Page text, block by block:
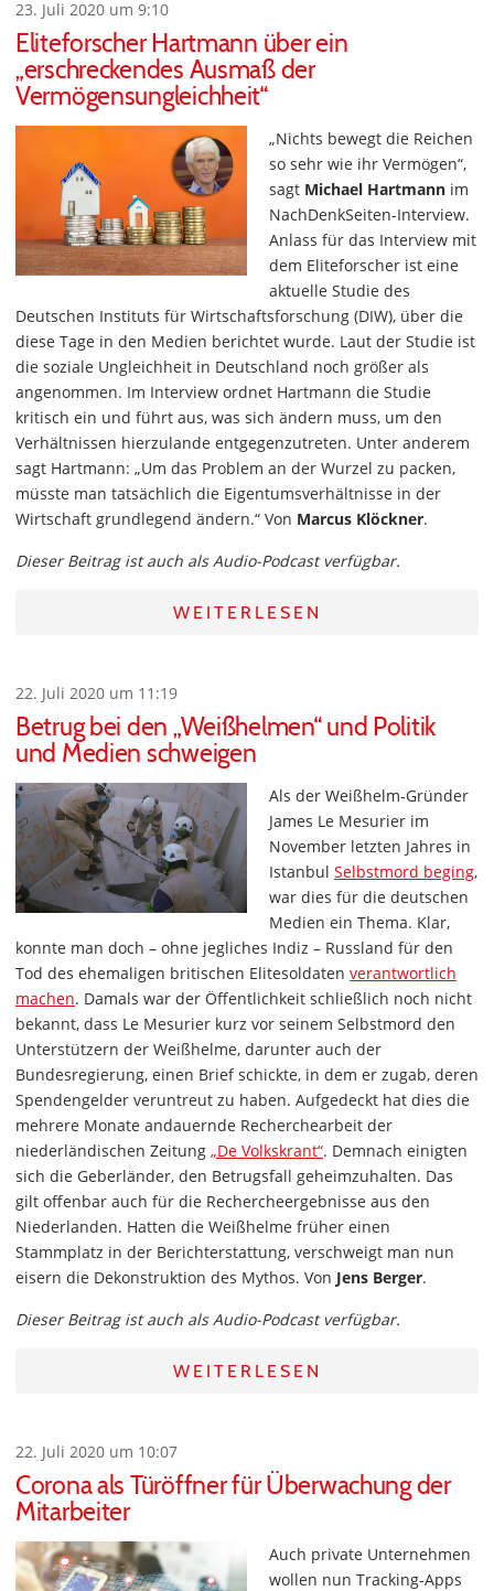
23. Juli 2020 um 9:10
Eliteforscher Hartmann über ein
„erschreckendes Ausmaß der
Vermögensungleichheit“
„Nichts bewegt die Reichen
so sehr wie ihr Vermögen“,
sagt Michael Hartmann im
NachDenkSeiten-Interview.
Anlass für das Interview mit
dem Eliteforscher ist eine
aktuelle Studie des
Deutschen Instituts für Wirtschaftsforschung (DIW), über die
diese Tage in den Medien berichtet wurde. Laut der Studie ist
die soziale Ungleichheit in Deutschland noch größer als
angenommen. Im Interview ordnet Hartmann die Studie
kritisch ein und führt aus, was sich ändern muss, um den
Verhältnissen hierzulande entgegenzutreten. Unter anderem
sagt Hartmann: „Um das Problem an der Wurzel zu packen,
müsste man tatsächlich die Eigentumsverhältnisse in der
Wirtschaft grundlegend ändern.“ Von Marcus Klöckner.
Dieser Beitrag ist auch als Audio-Podcast verfügbar.
WEITERLESEN
22. Juli 2020 um 11:19
Betrug bei den „Weißhelmen“ und Politik
und Medien schweigen
Als der Weißhelm-Gründer
James Le Mesurier im
November letzten Jahres in
Istanbul Selbstmord beging,
war dies für die deutschen
Medien ein Thema. Klar,
konnte man doch – ohne jegliches Indiz – Russland für den
Tod des ehemaligen britischen Elitesoldaten verantwortlich
machen. Damals war der Öffentlichkeit schließlich noch nicht
bekannt, dass Le Mesurier kurz vor seinem Selbstmord den
Unterstützern der Weißhelme, darunter auch der
Bundesregierung, einen Brief schickte, in dem er zugab, deren
Spendengelder veruntreut zu haben. Aufgedeckt hat dies die
mehrere Monate andauernde Recherchearbeit der
niederländischen Zeitung „De Volkskrant“. Demnach einigten
sich die Geberländer, den Betrugsfall geheimzuhalten. Das
gilt offenbar auch für die Rechercheergebnisse aus den
Niederlanden. Hatten die Weißhelme früher einen
Stammplatz in der Berichterstattung, verschweigt man nun
eisern die Dekonstruktion des Mythos. Von Jens Berger.
Dieser Beitrag ist auch als Audio-Podcast verfügbar.
WEITERLESEN
22. Juli 2020 um 10:07
Corona als Türöffner für Überwachung der
Mitarbeiter
Auch private Unternehmen
wollen nun Tracking-Apps